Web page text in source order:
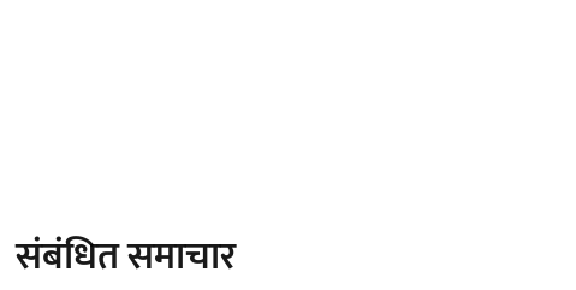
संबंधित समाचार